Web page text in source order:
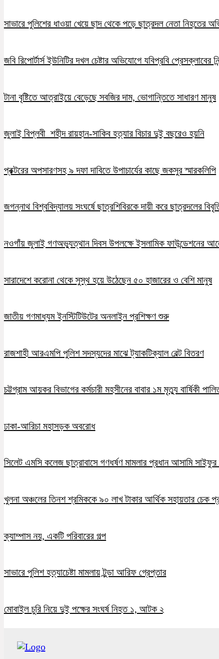
সাভারে পুলিশের ধাওয়া খেয়ে ছাদ থেকে পড়ে ছাত্রদল নেতা নিহতের
জবি রিপোর্টার্স ইউনিটির দখল চেষ্টার অভিযোগে যবিপ্রবি প্রেসক্লাবের
টানা বৃষ্টিতে আত্রাইয়ে বেড়েছে সবজির দাম, ভোগান্তিতে সাধারণ মানুষ
জুলাই বিপ্লবী শহীদ রায়হান-সাকিব হত্যার বিচার দুই বছরেও হয়নি
প্রক্টরের অপসারণসহ ৯ দফা দাবিতে উপাচার্যের কাছে জকসুর স্মারকলিপি
জগন্নাথ বিশ্ববিদ্যালয় সংঘর্ষে ছাত্রশিবিরকে দায়ী করে ছাত্রদলের
নওগাঁয় জুলাই গণঅভ্যুত্থান দিবস উপলক্ষে ইসলামিক ফাউন্ডেশনের
সারাদেশে করোনা থেকে সুস্থ হয়ে উঠেছেন ৫০ হাজারের ও বেশি মানুষ
জাতীয় গণমাধ্যম ইনস্টিটিউটের অনলাইন প্রশিক্ষণ শুরু
রাজশাহী আরএমপি পুলিশ সদস্যদের মাঝে ট্যাকটিক্যাল বেল্ট বিতরণ
চট্টগ্রাম আয়কর বিভাগের কর্মচারী মহসীনের বাবার ১ম মৃত্যু বার্ষিকী
ঢাকা-আরিচা মহাসড়ক অবরোধ
সিলেট এমসি কলেজ ছাত্রাবাসে গণধর্ষণ মামলার প্রধান আসামি
খুলনা অঞ্চলের তিনশ শ্রমিককে ৯০ লাখ টাকার আর্থিক সহায়তার চেক
ক্যাম্পাস নয়, একটি পরিবারের গল্প
সাভারে পুলিশ হত্যাচেষ্টা মামলায় টুন্ডা আরিফ গ্রেপ্তার
মোবাইল চুরি নিয়ে দুই পক্ষের সংঘর্ষ নিহত ১, আটক ২